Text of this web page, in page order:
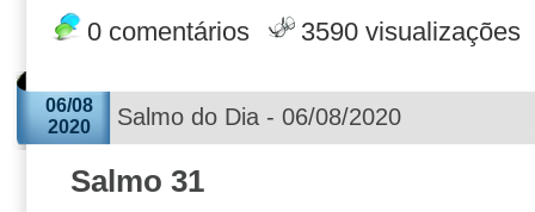
0 comentários 3590 visualizações
06/08
2020
Salmo do Dia - 06/08/2020
Salmo 31